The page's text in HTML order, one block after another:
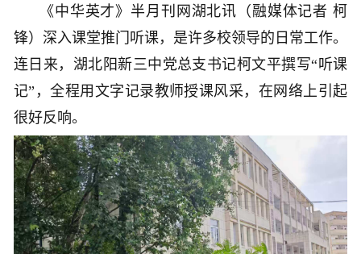
《中华英才》半月刊网湖北讯（融媒体记者 柯
锋）深入课堂推门听课，是许多校领导的日常工作。
连日来，湖北阳新三中党总支书记柯文平撰写“听课
记”，全程用文字记录教师授课风采，在网络上引起
很好反响。